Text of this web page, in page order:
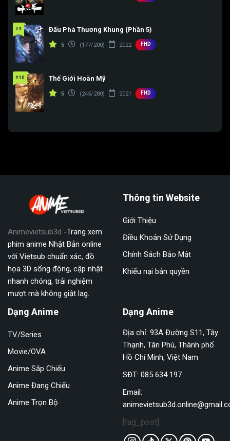
#9 Đấu Phá Thương Khung (Phần 5)
5 (177/200) 2022 FHD
#10 Thế Giới Hoàn Mỹ
5 (245/280) 2021 FHD
Animevietsub3d -Trang xem
phim anime Nhật Bản online
với Vietsub chuẩn xác, đồ
họa 3D sống động, cập nhật
nhanh chóng, trải nghiệm
mượt mà không giật lag.
Thông tin Website
Giới Thiệu
Điều Khoản Sử Dụng
Chính Sách Bảo Mật
Khiếu nại bản quyền
Dạng Anime
TV/Series
Movie/OVA
Anime Sắp Chiếu
Anime Đang Chiếu
Anime Trọn Bộ
Dạng Anime
Địa chỉ: 93A Đường S11, Tây
Thạnh, Tân Phú, Thành phố
Hồ Chí Minh, Việt Nam
SĐT: 085 634 197
Email:
[tag_post]